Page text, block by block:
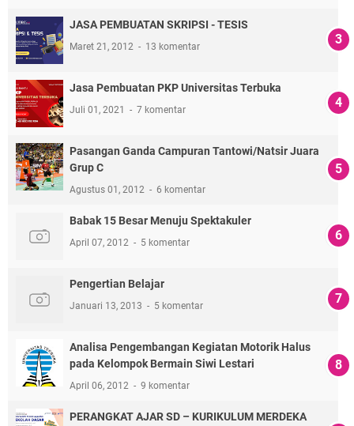
JASA PEMBUATAN SKRIPSI - TESIS
Maret 21, 2012 13 komentar
Jasa Pembuatan PKP Universitas Terbuka
Juli 01, 2021 7 komentar
Pasangan Ganda Campuran Tantowi/Natsir Juara
Grup C
Agustus 01, 2012 6 komentar
Babak 15 Besar Menuju Spektakuler
April 07, 2012 5 komentar
Pengertian Belajar
Januari 13, 2013 5 komentar
Analisa Pengembangan Kegiatan Motorik Halus
pada Kelompok Bermain Siwi Lestari
April 06, 2012 9 komentar
PERANGKAT AJAR SD – KURIKULUM MERDEKA